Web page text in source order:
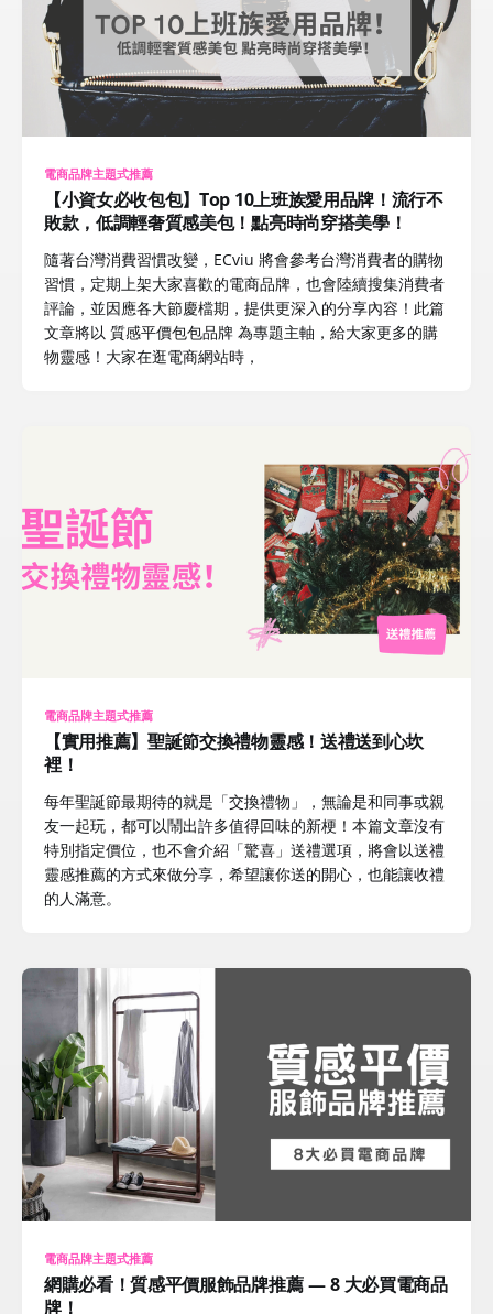
電商品牌主題式推薦
【小資女必收包包】Top 10上班族愛用品牌！流行不
敗款，低調輕奢質感美包！點亮時尚穿搭美學！
隨著台灣消費習慣改變，ECviu 將會參考台灣消費者的購物
習慣，定期上架大家喜歡的電商品牌，也會陸續搜集消費者
評論，並因應各大節慶檔期，提供更深入的分享內容！此篇
文章將以 質感平價包包品牌 為專題主軸，給大家更多的購
物靈感！大家在逛電商網站時，
電商品牌主題式推薦
【實用推薦】聖誕節交換禮物靈感！送禮送到心坎
裡！
每年聖誕節最期待的就是「交換禮物」，無論是和同事或親
友一起玩，都可以鬧出許多值得回味的新梗！本篇文章沒有
特別指定價位，也不會介紹「驚喜」送禮選項，將會以送禮
靈感推薦的方式來做分享，希望讓你送的開心，也能讓收禮
的人滿意。
電商品牌主題式推薦
網購必看！質感平價服飾品牌推薦 — 8 大必買電商品
牌！